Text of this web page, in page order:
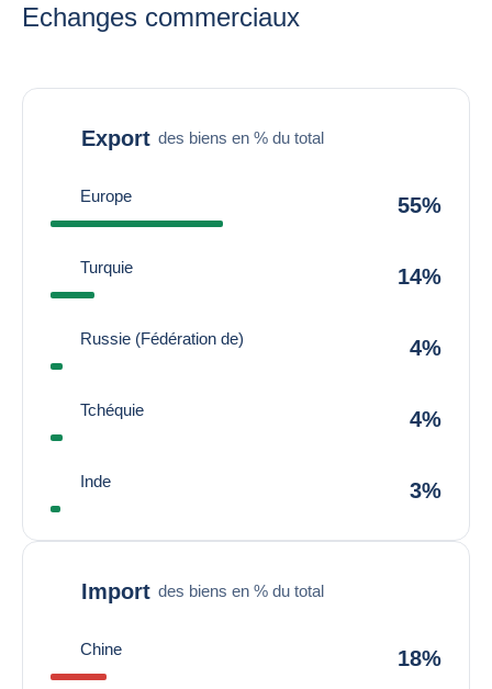
Echanges commerciaux
Export des biens en % du total
Europe 55%
Turquie 14%
Russie (Fédération de) 4%
Tchéquie 4%
Inde 3%
Import des biens en % du total
Chine 18%